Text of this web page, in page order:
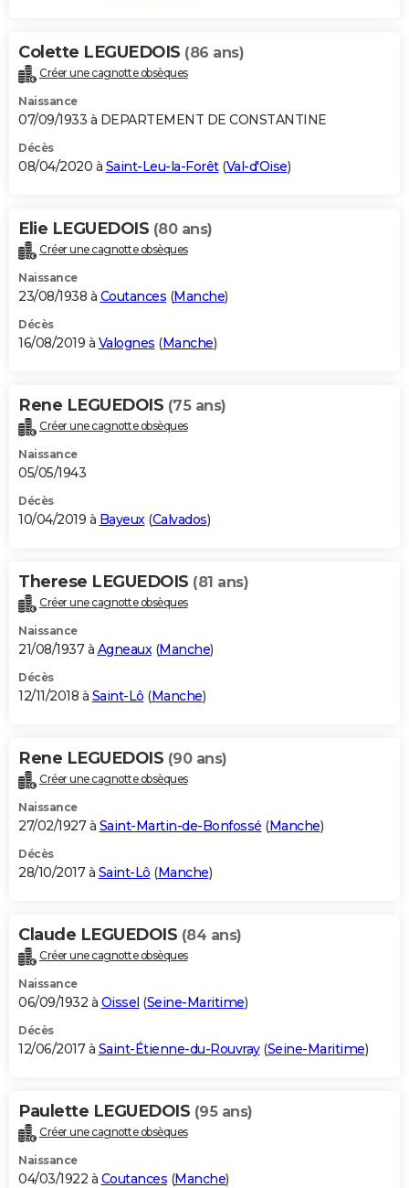
Colette LEGUEDOIS (86 ans)
Créer une cagnotte obsèques
Naissance
07/09/1933 à DEPARTEMENT DE CONSTANTINE
Décès
08/04/2020 à Saint-Leu-la-Forêt(Val-d'Oise)
Elie LEGUEDOIS (80 ans)
Créer une cagnotte obsèques
Naissance
23/08/1938 à Coutances (Manche)
Décès
16/08/2019 à Valognes (Manche)
Rene LEGUEDOIS (75 ans)
Créer une cagnotte obsèques
Naissance
05/05/1943
Décès
10/04/2019 à Bayeux(Calvados)
Therese LEGUEDOIS (81 ans)
Créer une cagnotte obsèques
Naissance
21/08/1937 à Agneaux(Manche)
Décès
12/11/2018 à Saint-Lô (Manche)
Rene LEGUEDOIS (90 ans)
Créer une cagnotte obsèques
Naissance
27/02/1927 à Saint-Martin-de-Bonfossé (Manche)
Décès
28/10/2017 à Saint-Lô (Manche)
Claude LEGUEDOIS (84 ans)
Créer une cagnotte obsèques
Naissance
06/09/1932 à Oissel (Seine-Maritime)
Décès
12/06/2017 à Saint-Étienne-du-Rouvray(Seine-Maritime)
Paulette LEGUEDOIS (95 ans)
Créer une cagnotte obsèques
Naissance
04/03/1922 à Coutances (Manche)